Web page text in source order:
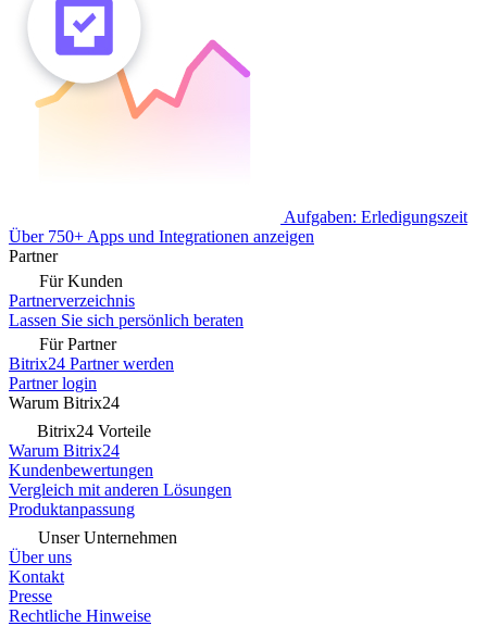
Aufgaben: Erledigungszeit
Über 750+ Apps und Integrationen anzeigen
Partner
Für Kunden
Partnerverzeichnis
Lassen Sie sich persönlich beraten
Für Partner
Bitrix24 Partner werden
Partner login
Warum Bitrix24
Bitrix24 Vorteile
Warum Bitrix24
Kundenbewertungen
Vergleich mit anderen Lösungen
Produktanpassung
Unser Unternehmen
Über uns
Kontakt
Presse
Rechtliche Hinweise